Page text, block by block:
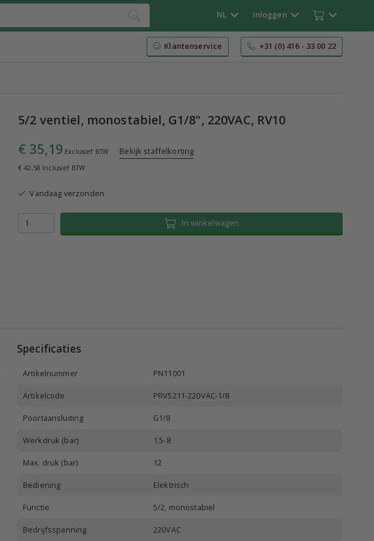
NL Inloggen
Klantenservice +31 (0) 416 - 33 00 22
5/2 ventiel, monostabiel, G1/8", 220VAC, RV10
€ 35,19 Exclusief BTW Bekijk staffelkorting
€ 42,58 Inclusief BTW
Vandaag verzonden
In winkelwagen
Specificaties
Artikelnummer PN11001
Artikelcode PRV5211-220VAC-1/8
Poortaansluiting G1/8
Werkdruk (bar) 1.5-8
Max. druk (bar) 12
Bediening Elektrisch
Functie 5/2, monostabiel
Bedrijfsspanning 220VAC